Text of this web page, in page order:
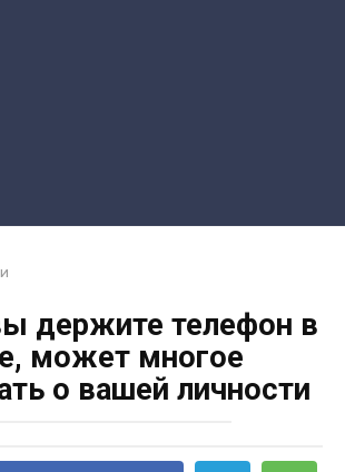
держите телефон в
может многое
о вашей личности